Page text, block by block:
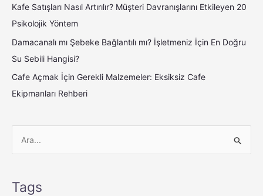
Kafe Satışları Nasıl Artırılır? Müşteri Davranışlarını Etkileyen 20
Psikolojik Yöntem
Damacanalı mı Şebeke Bağlantılı mı? İşletmeniz İçin En Doğru
Su Sebili Hangisi?
Cafe Açmak İçin Gerekli Malzemeler: Eksiksiz Cafe
Ekipmanları Rehberi
Tags